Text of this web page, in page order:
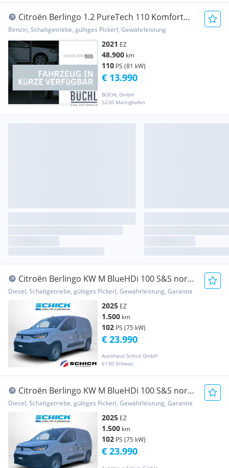
Citroën Berlingo 1.2 PureTech 110 Komfort
Plus M (EURO 6d) Transporter / Kastenwagen
Benzin, Schaltgetriebe, gültiges Pickerl, Gewährleistung
2021 EZ
48.900 km
110 PS (81 kW)
BÜCHL GmbH
5230 Mattighofen
€ 13.990
Citroën Berlingo KW M BlueHDi 100 S&S norm.
Nutzl. Transporter / Kastenwagen
Diesel, Schaltgetriebe, gültiges Pickerl, Gewährleistung, Garantie
2025 EZ
1.500 km
102 PS (75 kW)
Autohaus Schick GmbH
6130 Schwaz
€ 23.990
Citroën Berlingo KW M BlueHDi 100 S&S norm.
Nutzl. Transporter / Kastenwagen
Diesel, Schaltgetriebe, gültiges Pickerl, Gewährleistung, Garantie
2025 EZ
1.500 km
102 PS (75 kW)
€ 23.990